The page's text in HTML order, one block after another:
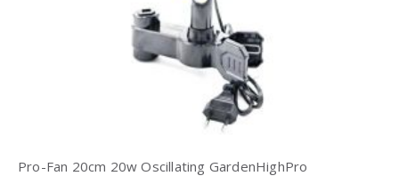
Pro-Fan 20cm 20w Oscillating GardenHighPro